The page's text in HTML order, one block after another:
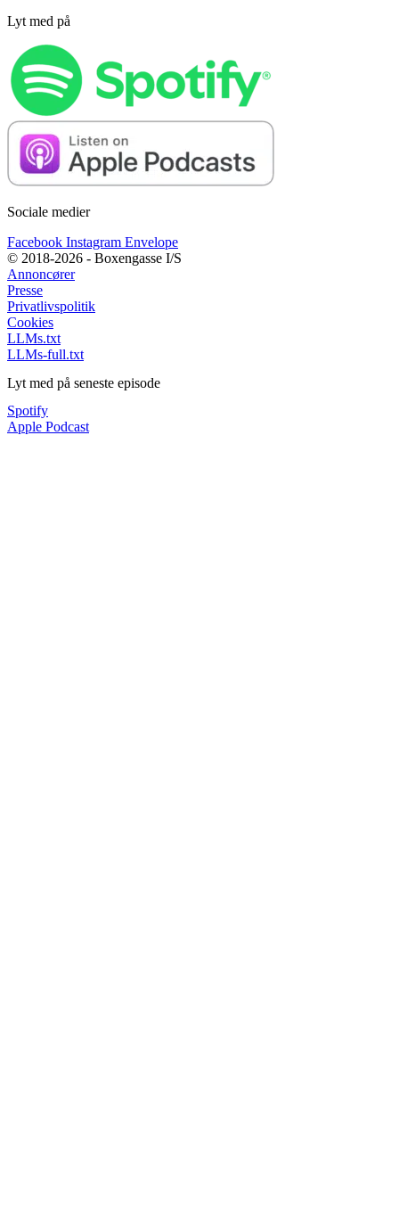
Lyt med på
Sociale medier
Facebook Instagram Envelope
© 2018-2026 - Boxengasse I/S
Annoncører
Presse
Privatlivspolitik
Cookies
LLMs.txt
LLMs-full.txt
Lyt med på seneste episode
Spotify
Apple Podcast